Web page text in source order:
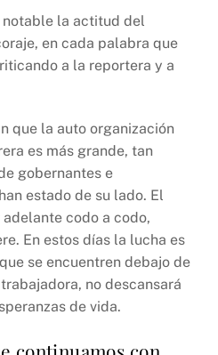
notable la actitud del
en cada palabra que
a la reportera y a
que la auto organización
es más grande, tan
gobernantes e
estado de su lado. El
codo a codo,
En estos días la lucha es
se encuentren debajo de
no descansará
de vida.